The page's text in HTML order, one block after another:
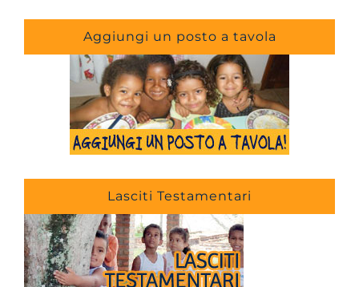
Aggiungi un posto a tavola
Lasciti Testamentari